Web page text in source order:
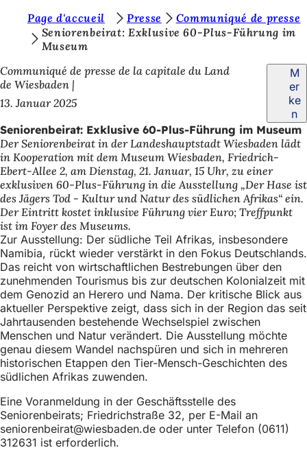
Inhalt anspringen
e
b
e
f
i
n
d
e
n
s
i
c
h
h
i
e
r
:
Page d'accueil Presse
Communiqué de presse
Seniorenbeirat: Exklusive 60-Plus-Führung im
Museum
Communiqué de presse de la capitale du Land
de Wiesbaden
13. Januar 2025
M
er
ke
n
Seniorenbeirat: Exklusive 60-Plus-Führung im Museum
Der Seniorenbeirat in der Landeshauptstadt Wiesbaden lädt
in Kooperation mit dem Museum Wiesbaden, Friedrich-
Ebert-Allee 2, am Dienstag, 21. Januar, 15 Uhr, zu einer
exklusiven 60-Plus-Führung in die Ausstellung „Der Hase ist
des Jägers Tod - Kultur und Natur des südlichen Afrikas“ ein.
Der Eintritt kostet inklusive Führung vier Euro; Treffpunkt
ist im Foyer des Museums.
Zur Ausstellung: Der südliche Teil Afrikas, insbesondere
Namibia, rückt wieder verstärkt in den Fokus Deutschlands.
Das reicht von wirtschaftlichen Bestrebungen über den
zunehmenden Tourismus bis zur deutschen Kolonialzeit mit
dem Genozid an Herero und Nama. Der kritische Blick aus
aktueller Perspektive zeigt, dass sich in der Region das seit
Jahrtausenden bestehende Wechselspiel zwischen
Menschen und Natur verändert. Die Ausstellung möchte
genau diesem Wandel nachspüren und sich in mehreren
historischen Etappen den Tier-Mensch-Geschichten des
südlichen Afrikas zuwenden.
Eine Voranmeldung in der Geschäftsstelle des
Seniorenbeirats; Friedrichstraße 32, per E-Mail an
seniorenbeirat
wiesbaden de oder unter Telefon (0611)
312631 ist erforderlich.